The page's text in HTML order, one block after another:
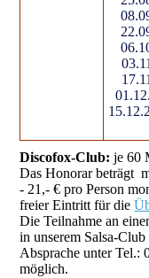
Discofox-Club: je 60
Das Honorar beträgt
- 21,- € pro Person
freier Eintritt für die
Die Teilnahme an
in unserem Salsa-
Absprache unter Tel.:
möglich.